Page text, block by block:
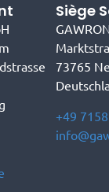
Siège
73765
+49